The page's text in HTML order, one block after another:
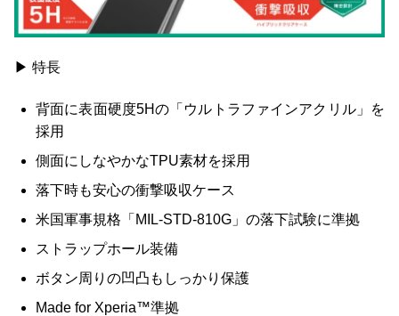
▶ 特長
背面に表面硬度5Hの「ウルトラファインアクリル」を
採用
側面にしなやかなTPU素材を採用
落下時も安心の衝撃吸収ケース
米国軍事規格「MIL-STD-810G」の落下試験に準拠
ストラップホール装備
ボタン周りの凹凸もしっかり保護
Made for Xperia™準拠